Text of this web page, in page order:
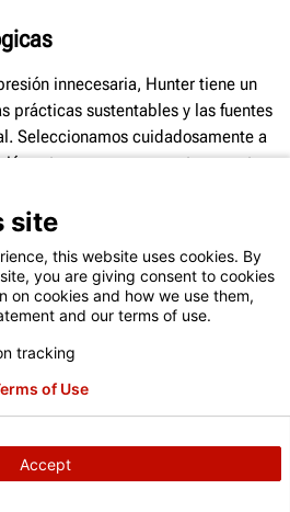
innecesaria, Hunter tiene un
prácticas sustentables y las fuentes
Seleccionamos cuidadosamente a
externos que comparten nuestro
sustentables como papel
imprenta local
(St. Louis) es una de las 50
EE.UU. que han obtenido la
Sustentable), el estándar
del papel se implementó
site
this website uses cookies. By
you are giving consent to cookies
on cookies and how we use them,
and our terms of use.
tracking
Accept
of Use